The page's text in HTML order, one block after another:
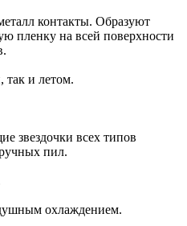
контакты. Образуют
пленку на всей поверхности
так и летом.
звездочки всех типов
пил.
охлаждением.